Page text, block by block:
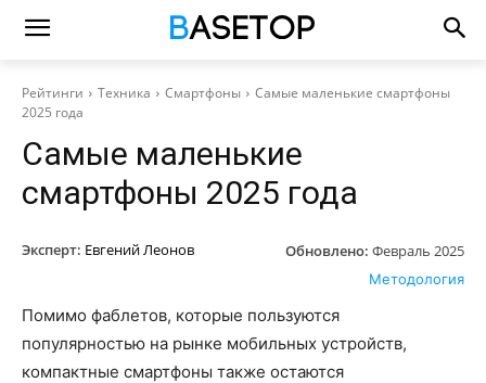
Рейтинги Техника Смартфоны
Самые маленькие смартфоны
2025 года
Самые маленькие
смартфоны 2025 года
Эксперт: Евгений Леонов Обновлено: Февраль 2025
Методология
Помимо фаблетов, которые пользуются
популярностью на рынке мобильных устройств,
компактные смартфоны также остаются